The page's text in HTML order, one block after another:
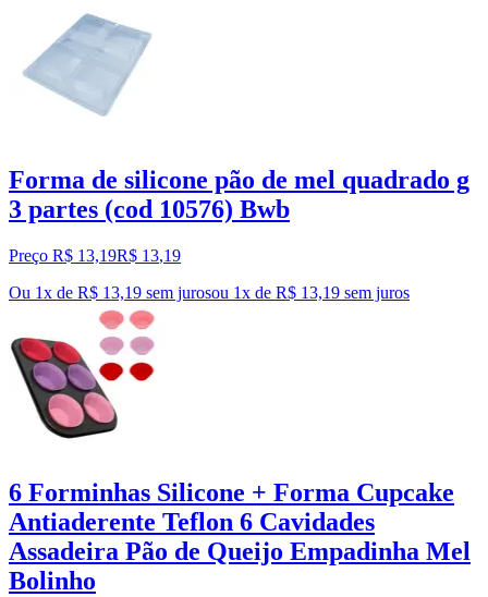
Forma de silicone pão de mel quadrado g
3 partes (cod 10576) Bwb
Preço R$ 13,19R$ 13,19
Ou 1x de R$ 13,19 sem jurosou 1x de R$ 13,19 sem juros
6 Forminhas Silicone + Forma Cupcake
Antiaderente Teflon 6 Cavidades
Assadeira Pão de Queijo Empadinha Mel
Bolinho